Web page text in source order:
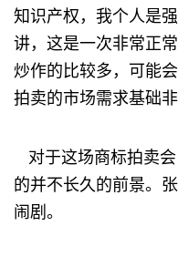
知识产权，我个人是
讲，这是一次非常正
炒作的比较多，可能
拍卖的市场需求基础
对于这场商标拍卖
的并不长久的前景。
闹剧。